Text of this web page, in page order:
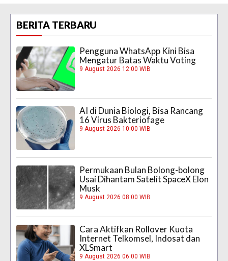
BERITA TERBARU
Pengguna WhatsApp Kini Bisa
Mengatur Batas Waktu Voting
9 August 2026 12:00 WIB
AI di Dunia Biologi, Bisa Rancang
16 Virus Bakteriofage
9 August 2026 10:00 WIB
Permukaan Bulan Bolong-bolong
Usai Dihantam Satelit SpaceX Elon
Musk
9 August 2026 08:00 WIB
Cara Aktifkan Rollover Kuota
Internet Telkomsel, Indosat dan
XLSmart
9 August 2026 06:00 WIB